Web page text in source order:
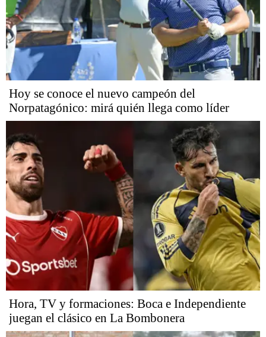
Hoy se conoce el nuevo campeón del
Norpatagónico: mirá quién llega como líder
Hora, TV y formaciones: Boca e Independiente
juegan el clásico en La Bombonera